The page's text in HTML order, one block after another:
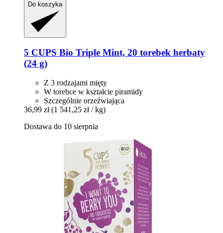
Do koszyka
5 CUPS Bio Triple Mint, 20 torebek herbaty
(24 g)
Z 3 rodzajami mięty
W torebce w kształcie piramidy
Szczególnie orzeźwiająca
36,99 zł (1 541,25 zł / kg)
Dostawa do 10 sierpnia